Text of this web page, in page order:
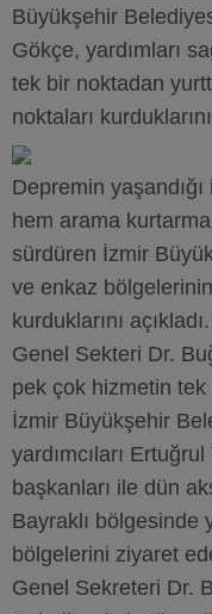
Büyükşehir
Gökçe, yardımları
tek bir noktadan
noktaları
Depremin
hem arama
sürdüren İzmir
ve enkaz
kurduklarını
Genel Sekteri Dr.
pek çok hizmetin
İzmir Büyükşehir
yardımcıları
başkanları ile dün
Bayraklı bölgesinde
bölgelerini ziyaret
Genel Sekreteri Dr.